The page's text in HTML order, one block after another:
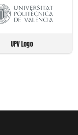
UPV Logo